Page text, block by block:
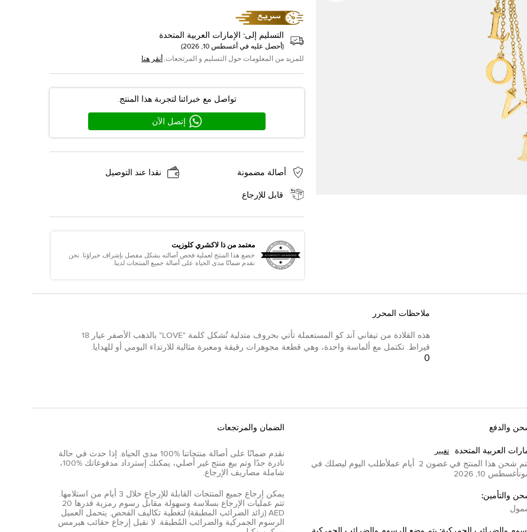
التسليم إلى: الإمارات العربية المتحدة
( أحصل عليه في أغسطس 10, 2026
)
للمزيد من المعلومات حول التسليم و المرتجعات, أنقر هنا
تواصل مع خبرائنا لتجربة هذا المنتج.
إتصل الآن
أصالة مضمونة نقدا عند التوصيل
قابل للإرجاع
معتمد من ذا لاكشري كلوزيت
خضع هذا المنتج لعملية فحص أصالته بشكل مفصل بإشراف خبراؤنا. نحن
نقدم ضمانًا مدى الحياة على أصالة جميع المنتجات لدينا.
ملاحظات المحرر
هذه القلادة من تيفاني آند كو المستعملة تأتي بحروف متدلية تُشكل كلمة "LOVE" بالذهب الأصفر عيار 18
قيراط. تكتمل مع ألماسة واحدة، وهي قطعة مجوهرات رقيقة ومعبرة مثالية للارتداء اليومي أو للهدايا.
0
والدفع
العربية المتحدة تغيير
شحن هذا المنتج في غضون 2 أيام عملأطلب اليوم ليصلك في
أغسطس 10, 2026
والتأمين:
الضمان والمرتجعات
نقدم ضمانًا على أصالة منتجاتنا %100 مدى الحياة. إذا حدث في حالة
نادرة جدًا وتم بيع منتج غير أصلي، يمكنك إسترداد مدفوعاتك %100،
شاملة مصاريف الإرجاع.
يمكن إرجاع جميع المنتجات القابلة للإرجاع خلال 3 أيام من استلامها.
تتم عمليات الإرجاع بسلاسة وسهولة مقابل رسوم رمزية قدرها 20
AED (زائد الضرائب المطبقة) لتغطية تكاليف الفحص. يتحمل العميل
الرسوم الجمركية والضرائب المُطبقة. لا نقبل إرجاع حقائب هيرمس